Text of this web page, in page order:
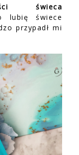
świeca
lubię świece
przypadł mi